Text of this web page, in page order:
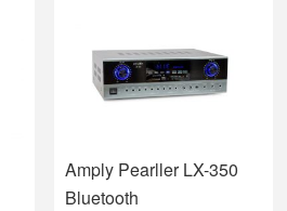
Amply Pearller LX-350
Bluetooth